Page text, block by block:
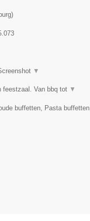
)
▼
feestzaal. Van bbq tot ▼
buffetten, Pasta buffetten